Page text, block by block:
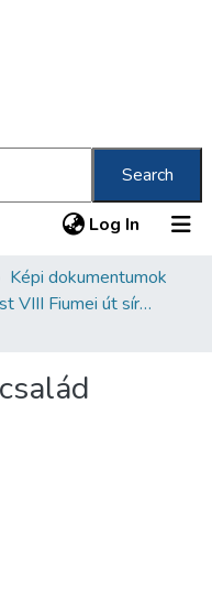
Search
Log In (current)
Képi dokumentumok
Budapest VIII Fiumei út sírkert 1. rész